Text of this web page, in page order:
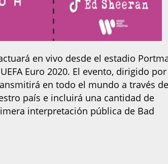
en vivo desde el estadio
Euro 2020. El evento, dirigido
en todo el mundo a través
país e incluirá una cantidad de
interpretación pública de Bad